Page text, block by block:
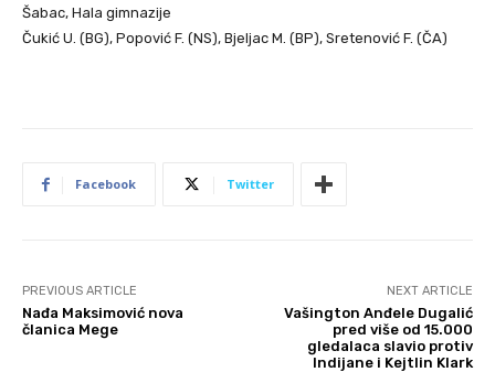
Šabac, Hala gimnazije
Čukić U. (BG), Popović F. (NS), Bjeljac M. (BP), Sretenović F. (ČA)
Facebook Twitter
PREVIOUS ARTICLE
Nađa Maksimović nova
članica Mege
NEXT ARTICLE
Vašington Anđele Dugalić
pred više od 15.000
gledalaca slavio protiv
Indijane i Kejtlin Klark